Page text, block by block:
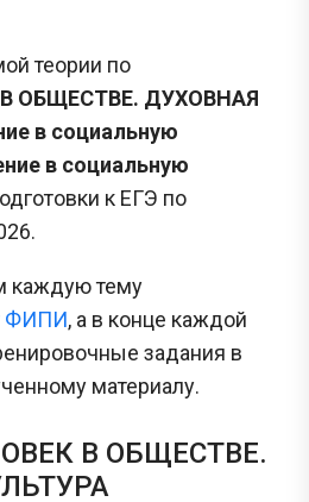
теории по
ОБЩЕСТВЕ. ДУХОВНАЯ
в социальную
в социальную
к ЕГЭ по
каждую тему
ФИПИ, а в конце каждой
задания в
материалу.
В ОБЩЕСТВЕ.